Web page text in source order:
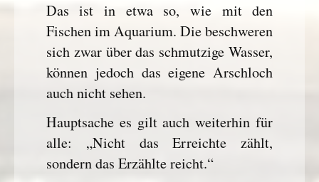
Das ist in etwa so, wie mit den
Fischen im Aquarium. Die beschweren
sich zwar über das schmutzige Wasser,
können jedoch das eigene Arschloch
auch nicht sehen.
Hauptsache es gilt auch weiterhin für
alle: „Nicht das Erreichte zählt,
sondern das Erzählte reicht.“